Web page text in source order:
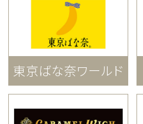
東京ばな奈ワールド